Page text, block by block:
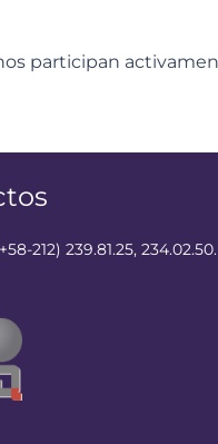
212) 239.81.25, 234.02.50.